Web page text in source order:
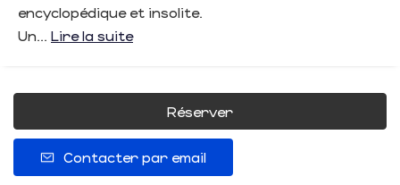
encyclopédique et insolite.
Un... Lire la suite
Réserver
Contacter par email